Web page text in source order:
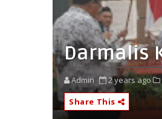
Darmalis
Admin 2 years ago
Share This